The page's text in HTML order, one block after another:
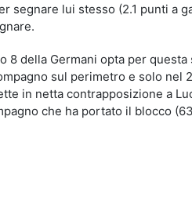
segnare lui stesso (2.1 punti a
8 della Germani opta per
sul perimetro e solo nel
in netta contrapposizione a
che ha portato il blocco